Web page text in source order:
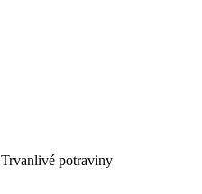
Trvanlivé potraviny